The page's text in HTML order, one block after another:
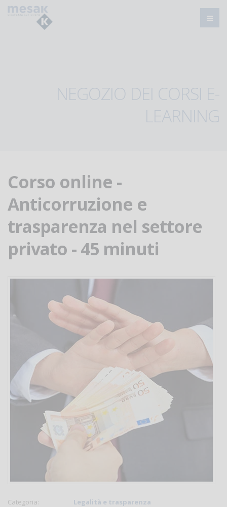
NEGOZIO DEI CORSI E-
LEARNING
Corso online -
Anticorruzione e
trasparenza nel settore
privato - 45 minuti
Categoria:
Legalità e trasparenza